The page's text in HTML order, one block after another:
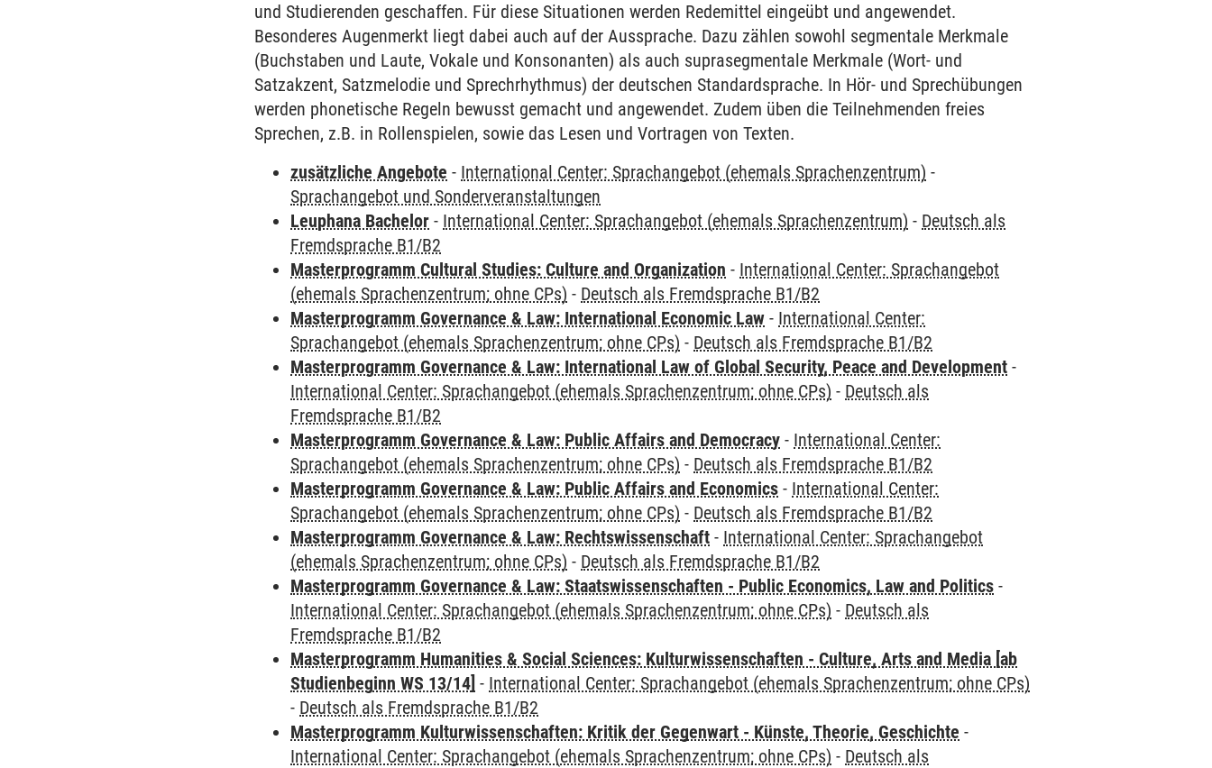
und Studierenden geschaffen. Für diese Situationen werden Redemittel eingeübt und angewendet.
Besonderes Augenmerkt liegt dabei auch auf der Aussprache. Dazu zählen sowohl segmentale Merkmale
(Buchstaben und Laute, Vokale und Konsonanten) als auch suprasegmentale Merkmale (Wort- und
Satzakzent, Satzmelodie und Sprechrhythmus) der deutschen Standardsprache. In Hör- und Sprechübungen
werden phonetische Regeln bewusst gemacht und angewendet. Zudem üben die Teilnehmenden freies
Sprechen, z.B. in Rollenspielen, sowie das Lesen und Vortragen von Texten.
zusätzliche Angebote - International Center: Sprachangebot (ehemals Sprachenzentrum) -
Sprachangebot und Sonderveranstaltungen
Leuphana Bachelor - International Center: Sprachangebot (ehemals Sprachenzentrum) - Deutsch als
Fremdsprache B1/B2
Masterprogramm Cultural Studies: Culture and Organization - International Center: Sprachangebot
(ehemals Sprachenzentrum; ohne CPs) - Deutsch als Fremdsprache B1/B2
Masterprogramm Governance & Law: International Economic Law - International Center:
Sprachangebot (ehemals Sprachenzentrum; ohne CPs) - Deutsch als Fremdsprache B1/B2
Masterprogramm Governance & Law: International Law of Global Security, Peace and Development -
International Center: Sprachangebot (ehemals Sprachenzentrum; ohne CPs) - Deutsch als
Fremdsprache B1/B2
Masterprogramm Governance & Law: Public Affairs and Democracy - International Center:
Sprachangebot (ehemals Sprachenzentrum; ohne CPs) - Deutsch als Fremdsprache B1/B2
Masterprogramm Governance & Law: Public Affairs and Economics - International Center:
Sprachangebot (ehemals Sprachenzentrum; ohne CPs) - Deutsch als Fremdsprache B1/B2
Masterprogramm Governance & Law: Rechtswissenschaft - International Center: Sprachangebot
(ehemals Sprachenzentrum; ohne CPs) - Deutsch als Fremdsprache B1/B2
Masterprogramm Governance & Law: Staatswissenschaften - Public Economics, Law and Politics -
International Center: Sprachangebot (ehemals Sprachenzentrum; ohne CPs) - Deutsch als
Fremdsprache B1/B2
Masterprogramm Humanities & Social Sciences: Kulturwissenschaften - Culture, Arts and Media [ab
Studienbeginn WS 13/14] - International Center: Sprachangebot (ehemals Sprachenzentrum; ohne CPs)
- Deutsch als Fremdsprache B1/B2
Masterprogramm Kulturwissenschaften: Kritik der Gegenwart - Künste, Theorie, Geschichte -
International Center: Sprachangebot (ehemals Sprachenzentrum; ohne CPs) - Deutsch als